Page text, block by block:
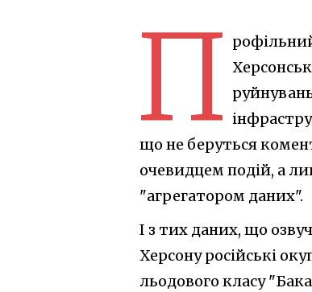
П
що не беруться
очевидцем подій, а
"агрегатором даних".
І з тих даних, що
Херсону російські
льодового класу